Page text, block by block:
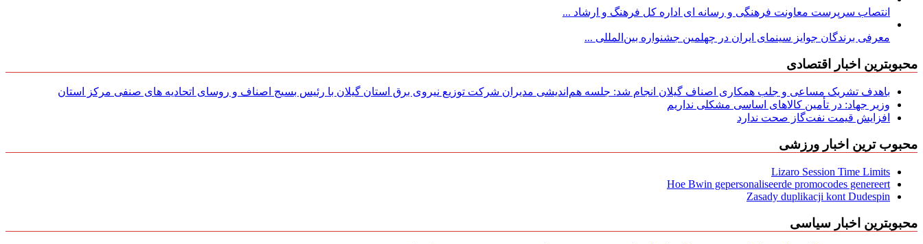
انتصاب سرپرست معاونت فرهنگی و رسانه ای اداره کل فرهنگ و ارشاد ...
معرفی برندگان جوایز سینمای ایران در چهلمین جشنواره بین‌المللی ...
محبوبترین اخبار اقتصادی
باهدف تشریک مساعی و جلب همکاری اصناف گیلان انجام شد: جلسه هم‌اندیشی مدیران شركت توزیع نیروی برق استان گیلان با رئیس بسیج اصناف و روسای اتحادیه های صنفی مركز استان
وزیر جهاد: در تأمین کالاهای اساسی مشکلی نداریم
افزایش قیمت نفت‌گاز صحت ندارد
محبوب ترین اخبار ورزشی
Lizaro Session Time Limits
Hoe Bwin gepersonaliseerde promocodes genereert
Zasady duplikacji kont Dudespin
محبوبترین اخبار سیاسی